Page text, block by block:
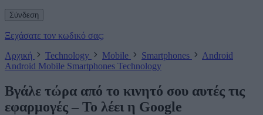
Ξεχάσατε τον κωδικό σας;
Αρχική
Technology Mobile Smartphones
Android
Android Mobile Smartphones Technology
Βγάλε τώρα από το κινητό σου αυτές τις
εφαρμογές – Το λέει η Google